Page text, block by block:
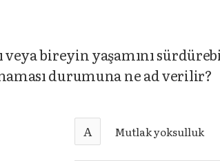
veya bireyin yaşamını
durumuna ne ad verilir?
A Mutlak yoksulluk